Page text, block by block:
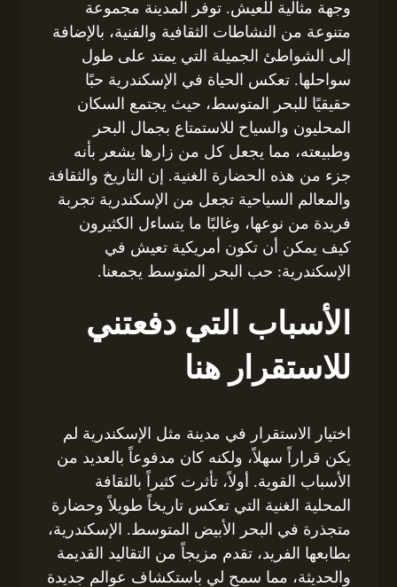
وجهة مثالية للعيش. توفر المدينة مجموعة
متنوعة من النشاطات الثقافية والفنية، بالإضافة
إلى الشواطئ الجميلة التي يمتد على طول
سواحلها. تعكس الحياة في الإسكندرية حبًا
حقيقيًا للبحر المتوسط، حيث يجتمع السكان
المحليون والسياح للاستمتاع بجمال البحر
وطبيعته، مما يجعل كل من زارها يشعر بأنه
جزء من هذه الحضارة الغنية. إن التاريخ والثقافة
والمعالم السياحية تجعل من الإسكندرية تجربة
فريدة من نوعها، وغالبًا ما يتساءل الكثيرون
كيف يمكن أن تكون أمريكية تعيش في
الإسكندرية: حب البحر المتوسط يجمعنا.
الأسباب التي دفعتني
للاستقرار هنا
اختيار الاستقرار في مدينة مثل الإسكندرية لم
يكن قراراً سهلاً، ولكنه كان مدفوعاً بالعديد من
الأسباب القوية. أولاً، تأثرت كثيراً بالثقافة
المحلية الغنية التي تعكس تاريخاً طويلاً وحضارة
متجذرة في البحر الأبيض المتوسط. الإسكندرية،
بطابعها الفريد، تقدم مزيجاً من التقاليد القديمة
والحديثة، مما سمح لي باستكشاف عوالم جديدة